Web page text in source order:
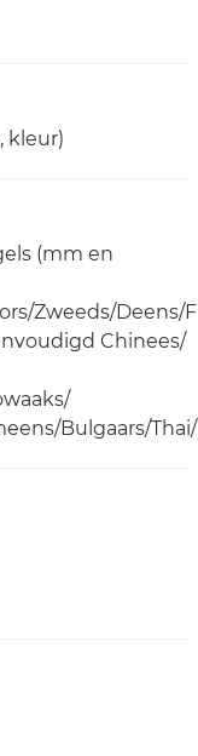
kleur)
(mm en
Zweeds/Deens/
Chinees/
Bulgaars/